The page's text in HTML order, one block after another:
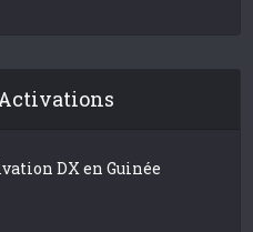
DX en Guinée